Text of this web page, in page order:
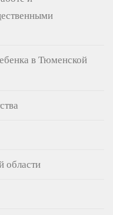
в Тюменской
области